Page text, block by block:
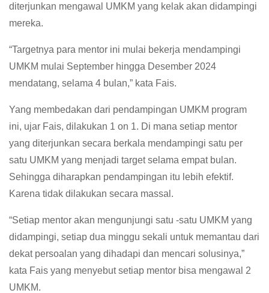
diterjunkan mengawal UMKM yang kelak akan didampingi
mereka.
“Targetnya para mentor ini mulai bekerja mendampingi
UMKM mulai September hingga Desember 2024
mendatang, selama 4 bulan,” kata Fais.
Yang membedakan dari pendampingan UMKM program
ini, ujar Fais, dilakukan 1 on 1. Di mana setiap mentor
yang diterjunkan secara berkala mendampingi satu per
satu UMKM yang menjadi target selama empat bulan.
Sehingga diharapkan pendampingan itu lebih efektif.
Karena tidak dilakukan secara massal.
“Setiap mentor akan mengunjungi satu -satu UMKM yang
didampingi, setiap dua minggu sekali untuk memantau dari
dekat persoalan yang dihadapi dan mencari solusinya,”
kata Fais yang menyebut setiap mentor bisa mengawal 2
UMKM.